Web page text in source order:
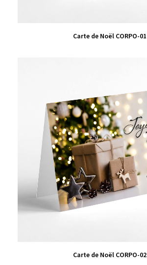
VIEW PRODUCT
Carte de Noël CORPO-01
VIEW PRODUCT
Carte de Noël CORPO-02